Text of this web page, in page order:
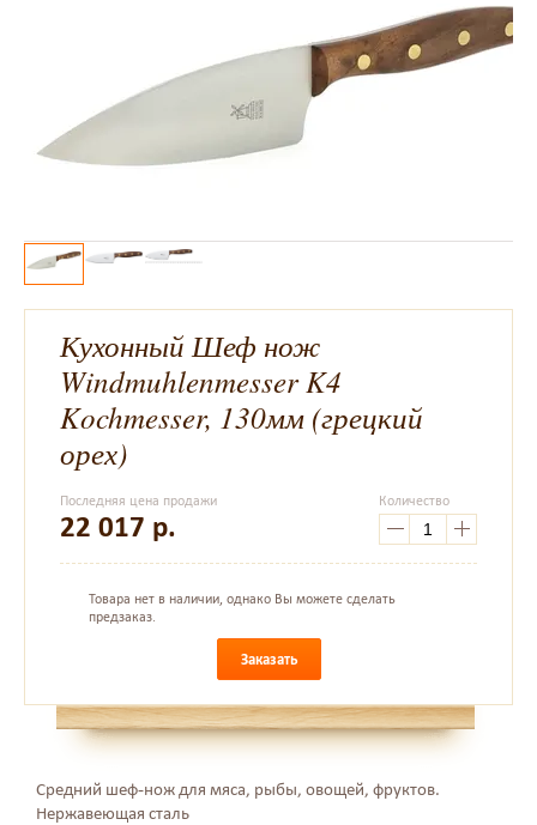
Кухонный Шеф нож
Windmuhlenmesser K4
Kochmesser, 130мм (грецкий
орех)
Последняя цена продажи
22 017 р.
Количество
Товара нет в наличии, однако Вы можете сделать
предзаказ.
Заказать
Средний шеф-нож для мяса, рыбы, овощей, фруктов.
Нержавеющая сталь